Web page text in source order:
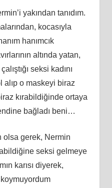
yakından tanıdım.
kocasıyla
hanımcık
altında yatan,
seksi kadını
alıp o maskeyi biraz
kırabildiğinde ortaya
bağladı beni…
olsa gerek, Nermin
seksi gelmeye
karısı diyerek,